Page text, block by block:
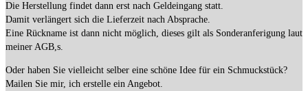
Die Herstellung findet dann erst nach Geldeingang statt.
Damit verlängert sich die Lieferzeit nach Absprache.
Eine Rückname ist dann nicht möglich, dieses gilt als Sonderanferigung laut
meiner AGB,s.
Oder haben Sie vielleicht selber eine schöne Idee für ein Schmuckstück?
Mailen Sie mir, ich erstelle ein Angebot.